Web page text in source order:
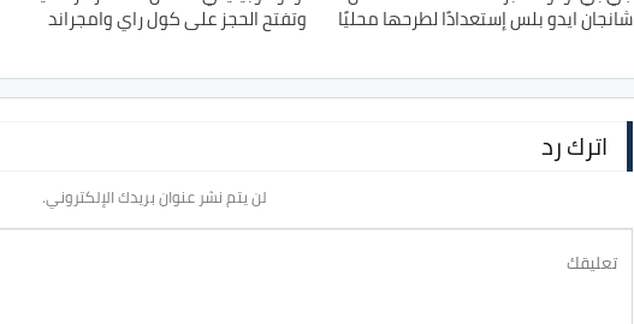
شانجان ايدو بلس إستعدادًا لطرحها محليًا وتفتح الحجز على كول راي وامجراند
اترك رد
لن يتم نشر عنوان بريدك الإلكتروني.